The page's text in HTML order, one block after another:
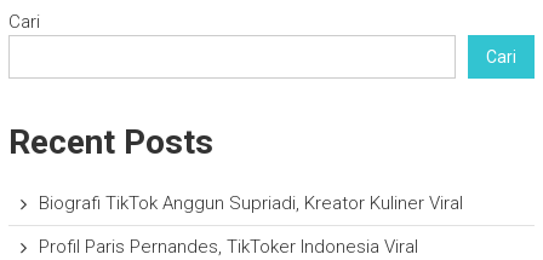
Cari
Cari
Recent Posts
Biografi TikTok Anggun Supriadi, Kreator Kuliner Viral
Profil Paris Pernandes, TikToker Indonesia Viral